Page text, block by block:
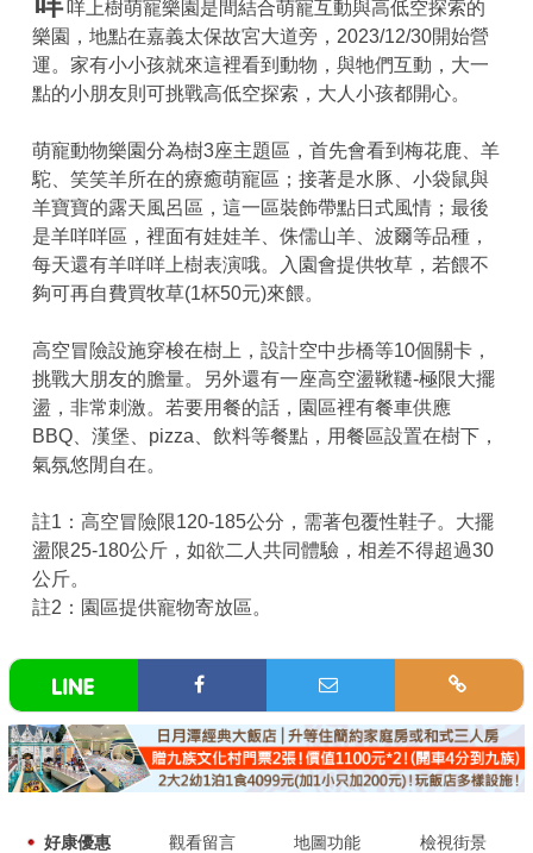
咩上樹萌寵樂園是間結合萌寵互動與高低空探索的
樂園，地點在嘉義太保故宮大道旁，2023/12/30開始營
運。家有小小孩就來這裡看到動物，與牠們互動，大一
點的小朋友則可挑戰高低空探索，大人小孩都開心。
萌寵動物樂園分為樹3座主題區，首先會看到梅花鹿、羊
駝、笑笑羊所在的療癒萌寵區；接著是水豚、小袋鼠與
羊寶寶的露天風呂區，這一區裝飾帶點日式風情；最後
是羊咩咩區，裡面有娃娃羊、侏儒山羊、波爾等品種，
每天還有羊咩咩上樹表演哦。入園會提供牧草，若餵不
夠可再自費買牧草(1杯50元)來餵。
高空冒險設施穿梭在樹上，設計空中步橋等10個關卡，
挑戰大朋友的膽量。另外還有一座高空盪鞦韆-極限大擺
盪，非常刺激。若要用餐的話，園區裡有餐車供應
BBQ、漢堡、pizza、飲料等餐點，用餐區設置在樹下，
氣氛悠閒自在。
註1：高空冒險限120-185公分，需著包覆性鞋子。大擺
盪限25-180公斤，如欲二人共同體驗，相差不得超過30
公斤。
註2：園區提供寵物寄放區。
好康優惠 觀看留言 地圖功能 檢視街景